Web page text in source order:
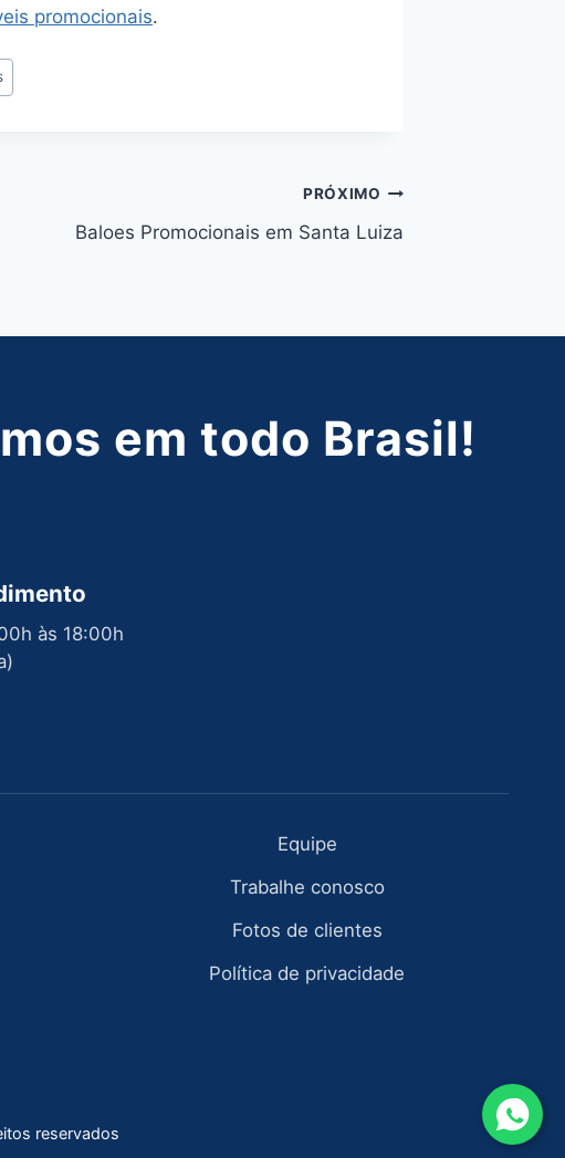
promocionais.
PRÓXIMO
Baloes Promocionais em Santa Luiza
em todo Brasil!
às 18:00h
Equipe
Trabalhe conosco
Fotos de clientes
Política de privacidade
reservados